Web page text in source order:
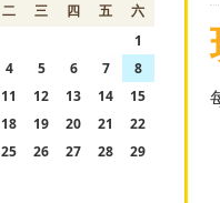
二 三 四 五
六
1
4 5 6 7
8
11 12 13 14
15
18 19 20 21
22
25 26 27 28
29